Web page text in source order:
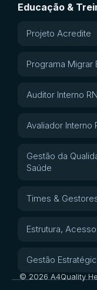
Educação &
Projeto Acredite
Programa Migrar
Auditor Interno
Avaliador Interno
Gestão da
Saúde
Times &
Estrutura,
Gestão
© 2026 A4Quality